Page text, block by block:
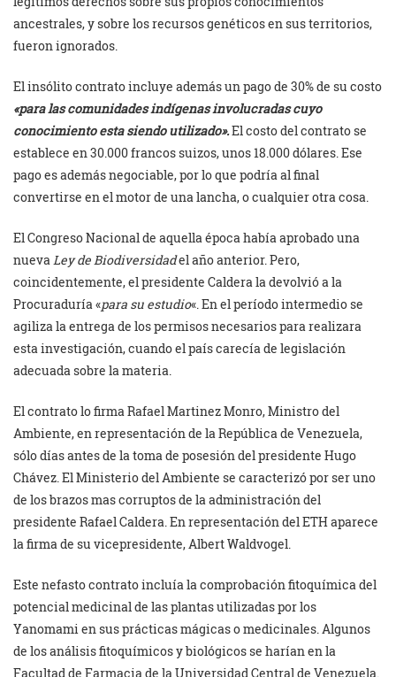
ancestrales, y sobre los recursos genéticos en sus territorios,
fueron ignorados.
El insólito contrato incluye además un pago de 30% de su costo
«para las comunidades indígenas involucradas cuyo
conocimiento esta siendo utilizado».El costo del contrato se
establece en 30.000 francos suizos, unos 18.000 dólares. Ese
pago es además negociable, por lo que podría al final
convertirse en el motor de una lancha, o cualquier otra cosa.
El Congreso Nacional de aquella época había aprobado una
nuevaLey de Biodiversidadel año anterior. Pero,
coincidentemente, el presidente Caldera la devolvió a la
Procuraduría «para su estudio«. En el período intermedio se
agiliza la entrega de los permisos necesarios para realizara
esta investigación, cuando el país carecía de legislación
adecuada sobre la materia.
El contrato lo firma Rafael Martinez Monro, Ministro del
Ambiente, en representación de la República de Venezuela,
sólo días antes de la toma de posesión del presidente Hugo
Chávez. El Ministerio del Ambiente se caracterizó por ser uno
de los brazos mas corruptos de la administración del
presidente Rafael Caldera. En representación del ETH aparece
la firma de su vicepresidente, Albert Waldvogel.
Este nefasto contrato incluía la comprobación fitoquímica del
potencial medicinal de las plantas utilizadas por los
Yanomami en sus prácticas mágicas o medicinales. Algunos
de los análisis fitoquímicos y biológicos se harían en la
Facultad de Farmacia de la Universidad Central de Venezuela.